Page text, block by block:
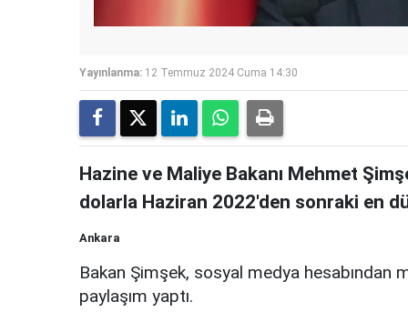
Yayınlanma: 12 Temmuz 2024 Cuma 14:30
Hazine ve Maliye Bakanı Mehmet
dolarla Haziran 2022'den sonraki en
Ankara
Bakan Şimşek, sosyal medya hesabından
paylaşım yaptı.